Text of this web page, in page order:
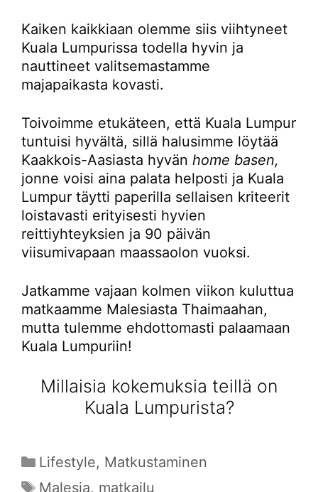
Kaiken kaikkiaan olemme siis viihtyneet
Kuala Lumpurissa todella hyvin ja
nauttineet valitsemastamme
majapaikasta kovasti.
Toivoimme etukäteen, että Kuala Lumpur
tuntuisi hyvältä, sillä halusimme löytää
Kaakkois-Aasiasta hyvän home basen,
jonne voisi aina palata helposti ja Kuala
Lumpur täytti paperilla sellaisen kriteerit
loistavasti erityisesti hyvien
reittiyhteyksien ja 90 päivän
viisumivapaan maassaolon vuoksi.
Jatkamme vajaan kolmen viikon kuluttua
matkaamme Malesiasta Thaimaahan,
mutta tulemme ehdottomasti palaamaan
Kuala Lumpuriin!
Millaisia kokemuksia teillä on
Kuala Lumpurista?
Kategoriat
Lifestyle, Matkustaminen
Avainsanat
Malesia, matkailu